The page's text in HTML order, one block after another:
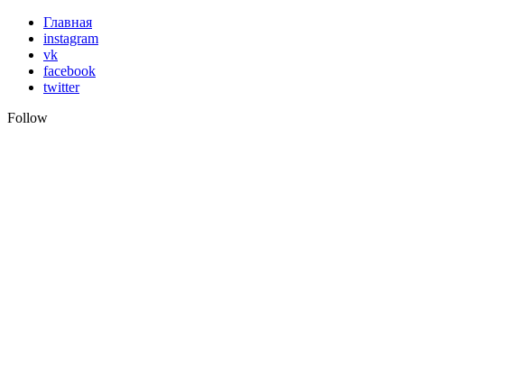
Skip
content
Главная
instagram
vk
facebook
twitter
Follow